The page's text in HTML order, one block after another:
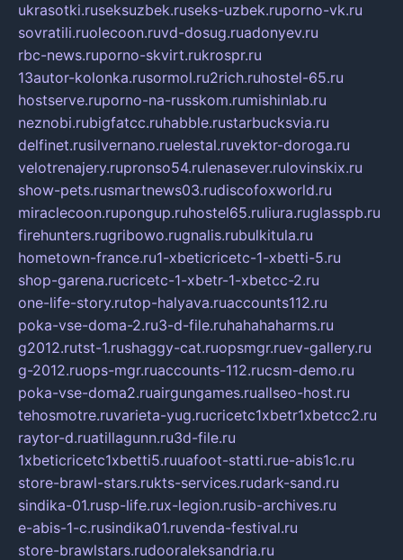
ukrasotki.ruseksuzbek.ruseks-uzbek.ruporno-vk.ru
sovratili.ruolecoon.ruvd-dosug.ruadonyev.ru
rbc-news.ruporno-skvirt.rukrospr.ru
13autor-kolonka.rusormol.ru2rich.ruhostel-65.ru
hostserve.ruporno-na-russkom.rumishinlab.ru
neznobi.rubigfatcc.ruhabble.rustarbucksvia.ru
delfinet.rusilvernano.ruelestal.ruvektor-doroga.ru
velotrenajery.rupronso54.rulenasever.rulovinskix.ru
show-pets.rusmartnews03.rudiscofoxworld.ru
miraclecoon.rupongup.ruhostel65.ruliura.ruglasspb.ru
firehunters.rugribowo.rugnalis.rubulkitula.ru
hometown-france.ru1-xbeticricetc-1-xbetti-5.ru
shop-garena.rucricetc-1-xbetr-1-xbetcc-2.ru
one-life-story.rutop-halyava.ruaccounts112.ru
poka-vse-doma-2.ru3-d-file.ruhahahaharms.ru
g2012.rutst-1.rushaggy-cat.ruopsmgr.ruev-gallery.ru
g-2012.ruops-mgr.ruaccounts-112.rucsm-demo.ru
poka-vse-doma2.ruairgungames.ruallseo-host.ru
tehosmotre.ruvarieta-yug.rucricetc1xbetr1xbetcc2.ru
raytor-d.ruatillagunn.ru3d-file.ru
1xbeticricetc1xbetti5.ruuafoot-statti.rue-abis1c.ru
store-brawl-stars.rukts-services.rudark-sand.ru
sindika-01.rusp-life.rux-legion.rusib-archives.ru
e-abis-1-c.rusindika01.ruvenda-festival.ru
store-brawlstars.rudooraleksandria.ru